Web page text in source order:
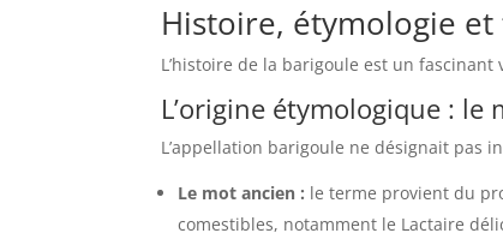
Histoire, étymologie
L’histoire de la barigoule est un
L’origine étymologique :
L’appellation barigoule ne désignait pas
Le mot ancien : le terme provient du
comestibles, notamment le Lactaire